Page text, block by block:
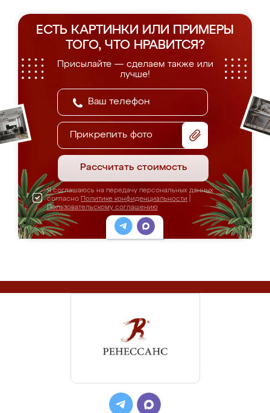
ЕСТЬ КАРТИНКИ ИЛИ ПРИМЕРЫ
ТОГО, ЧТО НРАВИТСЯ?
Присылайте — сделаем также или
лучше!
Прикрепить фото
Рассчитать стоимость
Я соглашаюсь на передачу персональных данных
согласно Политике конфиденциальности
Пользовательскому соглашению